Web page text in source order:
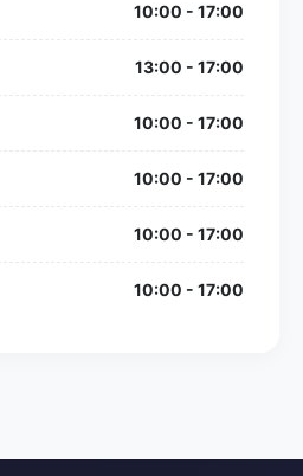
10:00 - 17:00
13:00 - 17:00
10:00 - 17:00
10:00 - 17:00
10:00 - 17:00
10:00 - 17:00